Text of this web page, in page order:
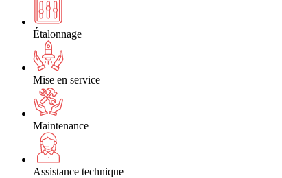
Étalonnage
Mise en service
Maintenance
Assistance technique